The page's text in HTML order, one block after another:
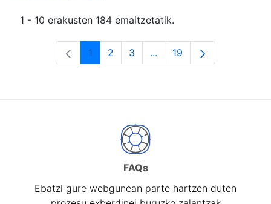
1 - 10 erakusten 184 emaitzetatik.
Orrialdea
1 Orrialdea
2 Orrialdea
3 ...Intermediate Pages Use
Orrialdea
19
FAQs
Ebatzi gure webgunean parte hartzen duten